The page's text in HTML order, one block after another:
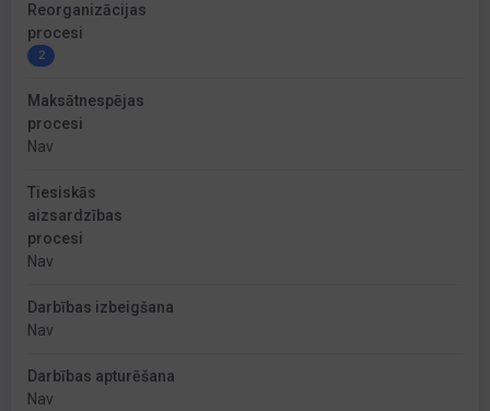
Reorganizācijas
procesi
2
Maksātnespējas
procesi
Nav
Tiesiskās
aizsardzības
procesi
Nav
Darbības izbeigšana
Nav
Darbības apturēšana
Nav